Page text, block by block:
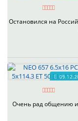
Остановился на
Очень рад общению и